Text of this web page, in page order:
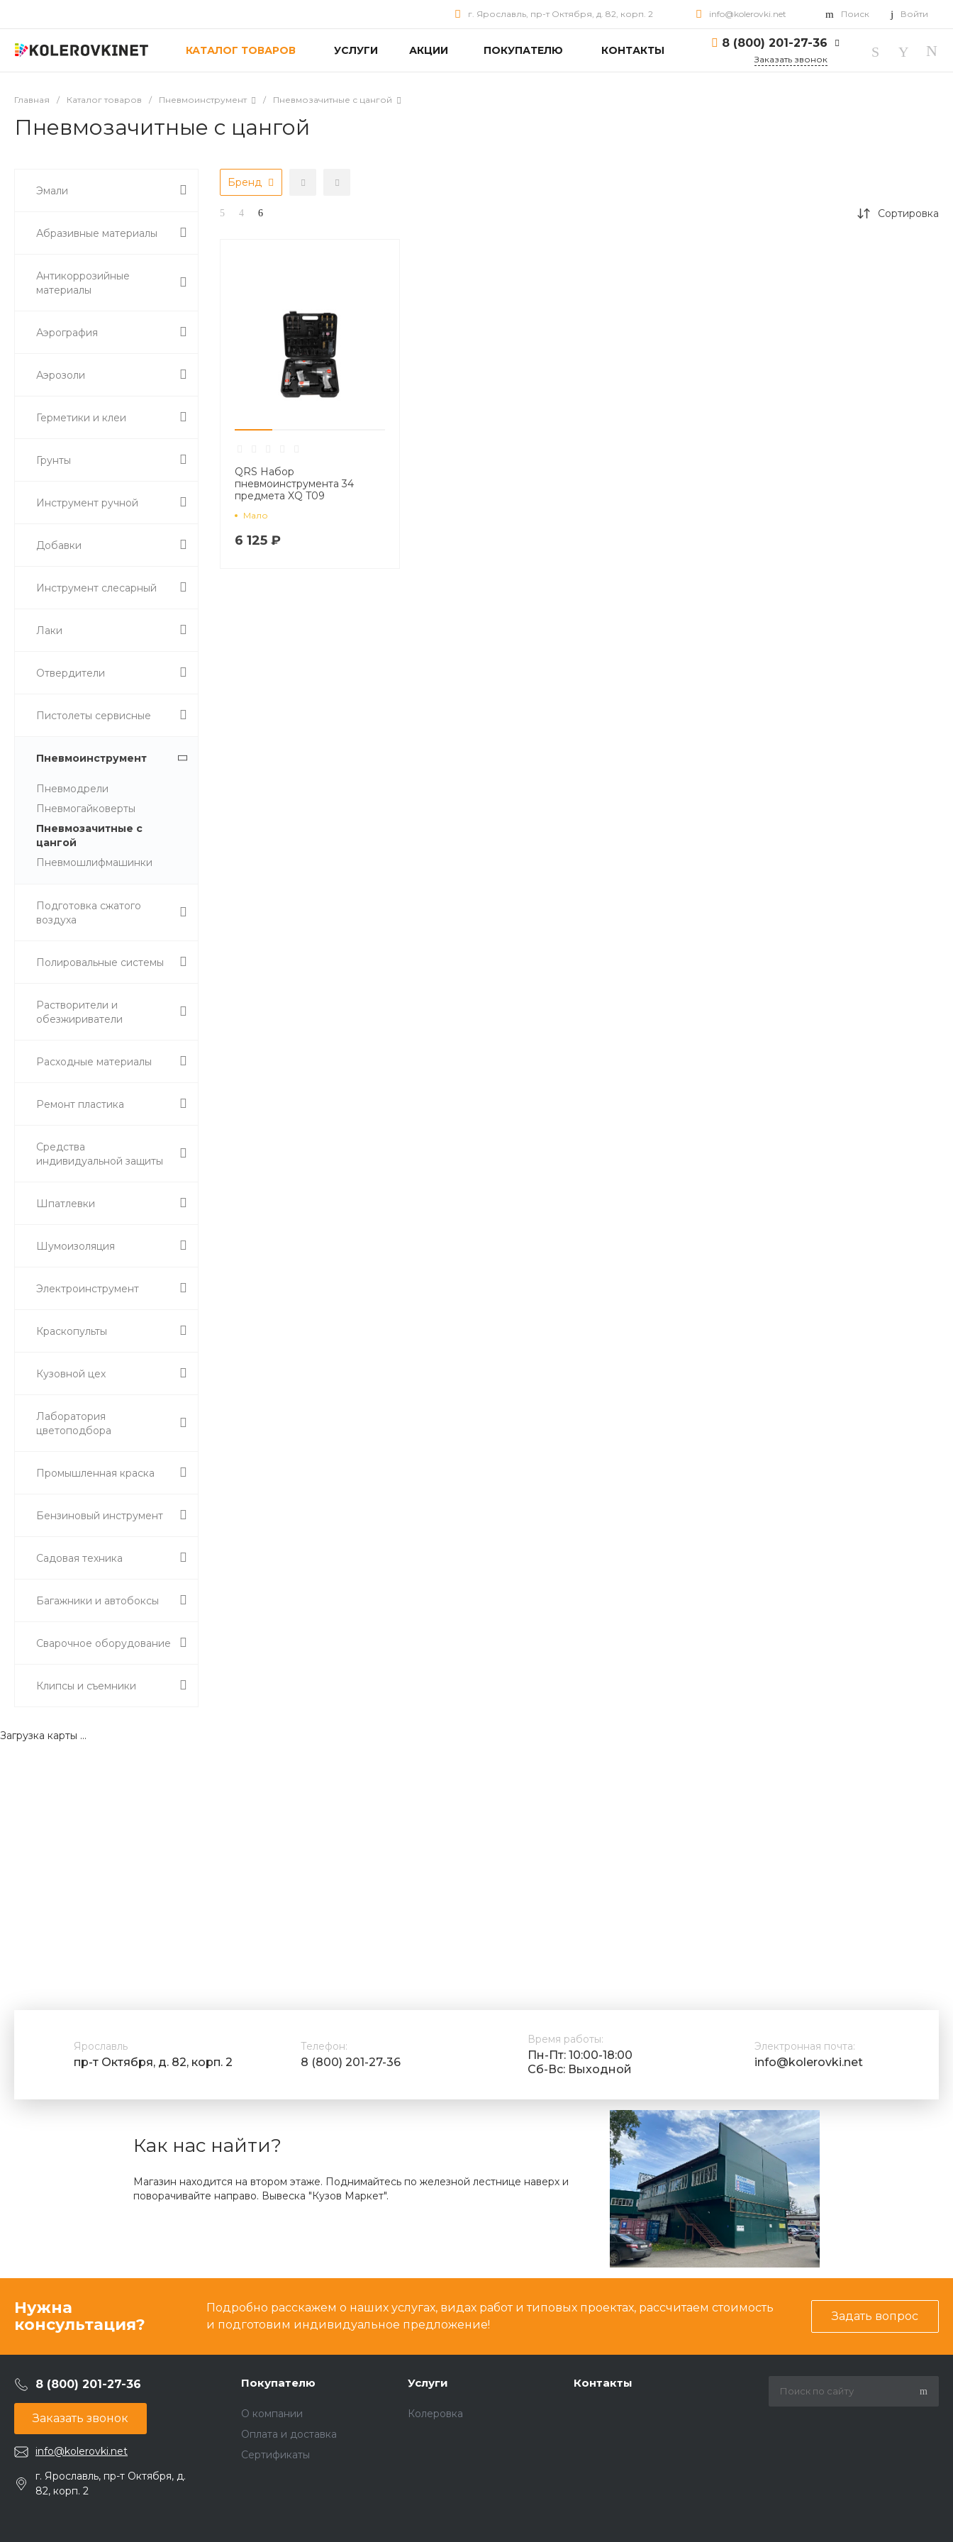
г. Ярославль, пр-т Октября, д. 82, корп. 2 info@kolerovki.net Поиск Войти
КАТАЛОГ ТОВАРОВ УСЛУГИ АКЦИИ ПОКУПАТЕЛЮ КОНТАКТЫ
8 (800) 201-27-36
Заказать звонок
Главная / Каталог товаров / Пневмоинструмент / Пневмозачитные с цангой
Пневмозачитные с цангой
Эмали
Абразивные материалы
Антикоррозийные
материалы
Аэрография
Аэрозоли
Герметики и клеи
Грунты
Инструмент ручной
Добавки
Инструмент слесарный
Лаки
Отвердители
Пистолеты сервисные
Пневмоинструмент
Пневмодрели
Пневмогайковерты
Пневмозачитные с
цангой
Пневмошлифмашинки
Подготовка сжатого
воздуха
Полировальные системы
Растворители и
обезжириватели
Расходные материалы
Ремонт пластика
Средства
индивидуальной защиты
Шпатлевки
Шумоизоляция
Электроинструмент
Краскопульты
Кузовной цех
Лаборатория
цветоподбора
Промышленная краска
Бензиновый инструмент
Садовая техника
Багажники и автобоксы
Сварочное оборудование
Клипсы и съемники
Бренд
Сортировка
QRS Набор
пневмоинструмента 34
предмета XQ T09
Мало
6 125 ₽
Загрузка карты ...
Ярославль
пр-т Октября, д. 82, корп. 2
Телефон:
8 (800) 201-27-36
Время работы:
Пн-Пт: 10:00-18:00
Cб-Вс: Выходной
Электронная почта:
info@kolerovki.net
Как нас найти?
Магазин находится на втором этаже. Поднимайтесь по железной лестнице наверх и
поворачивайте направо. Вывеска "Кузов Маркет".
Нужна
консультация?
Подробно расскажем о наших услугах, видах работ и типовых проектах, рассчитаем стоимость
и подготовим индивидуальное предложение!
Задать вопрос
8 (800) 201-27-36
Заказать звонок
info@kolerovki.net
г. Ярославль, пр-т Октября, д.
82, корп. 2
Покупателю
О компании
Оплата и доставка
Сертификаты
Услуги
Колеровка
Контакты